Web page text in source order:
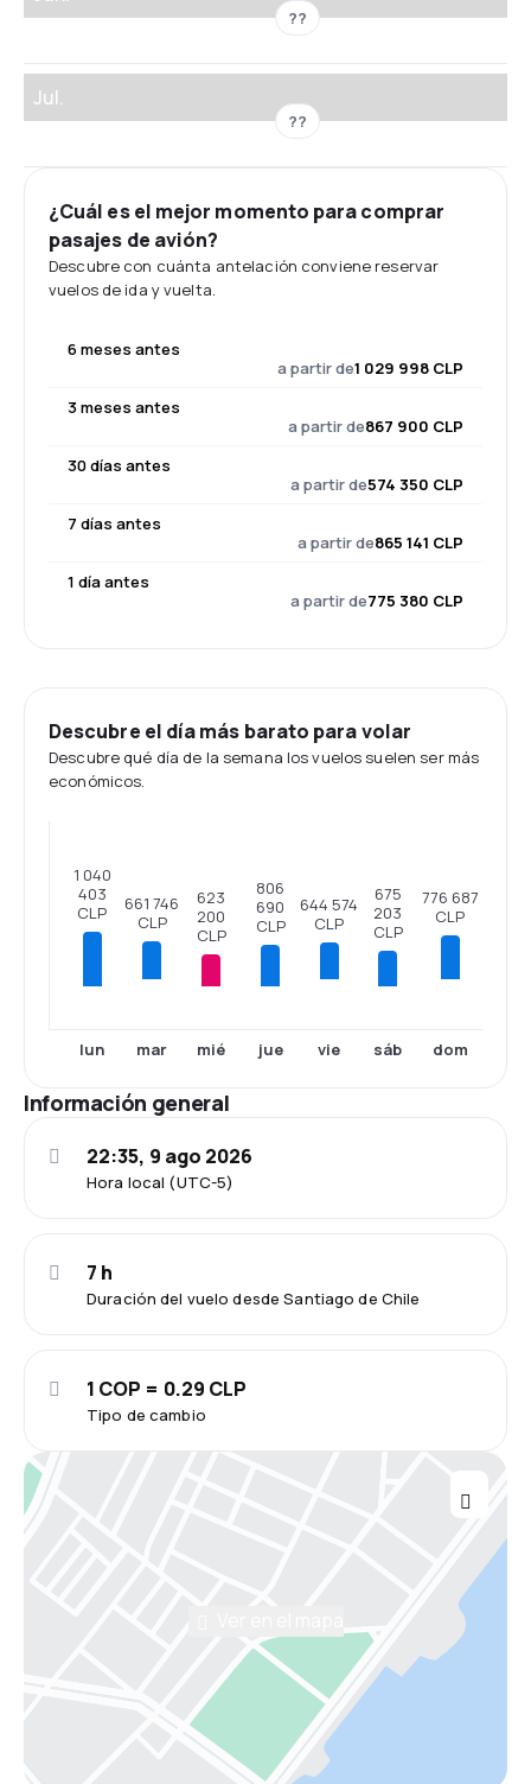
??
Jul.
??
¿Cuál es el mejor momento para comprar
pasajes de avión?
Descubre con cuánta antelación conviene reservar
vuelos de ida y vuelta.
6 meses antes
a partir de1 029 998 CLP
3 meses antes
a partir de867 900 CLP
30 días antes
a partir de574 350 CLP
7 días antes
a partir de865 141 CLP
1 día antes
a partir de775 380 CLP
Descubre el día más barato para volar
Descubre qué día de la semana los vuelos suelen ser más
económicos.
1 040
403
CLP
lun
661 746
CLP
mar
623
200
CLP
mié
806
690
CLP
jue
644 574
CLP
vie
675
203
CLP
sáb
776 687
CLP
dom
Información general
Hora local (UTC-5)
22:35, 9 ago 2026
Duración del vuelo desde Santiago de Chile
7 h
Tipo de cambio
1 COP = 0.29 CLP